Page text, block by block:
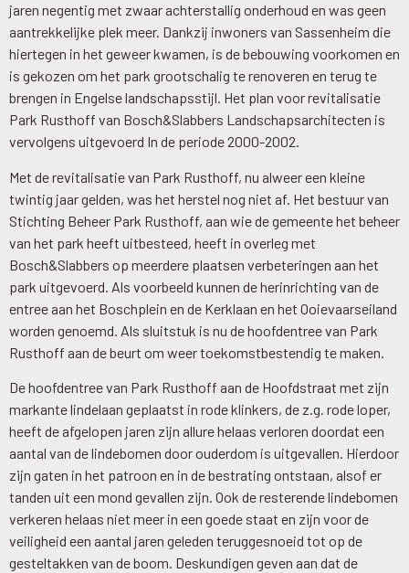
jaren negentig met zwaar achterstallig onderhoud en was geen
aantrekkelijke plek meer. Dankzij inwoners van Sassenheim die
hiertegen in het geweer kwamen, is de bebouwing voorkomen en
is gekozen om het park grootschalig te renoveren en terug te
brengen in Engelse landschapsstijl. Het plan voor revitalisatie
Park Rusthoff van Bosch&Slabbers Landschapsarchitecten is
vervolgens uitgevoerd In de periode 2000-2002.
Met de revitalisatie van Park Rusthoff, nu alweer een kleine
twintig jaar gelden, was het herstel nog niet af. Het bestuur van
Stichting Beheer Park Rusthoff, aan wie de gemeente het beheer
van het park heeft uitbesteed, heeft in overleg met
Bosch&Slabbers op meerdere plaatsen verbeteringen aan het
park uitgevoerd. Als voorbeeld kunnen de herinrichting van de
entree aan het Boschplein en de Kerklaan en het Ooievaarseiland
worden genoemd. Als sluitstuk is nu de hoofdentree van Park
Rusthoff aan de beurt om weer toekomstbestendig te maken.
De hoofdentree van Park Rusthoff aan de Hoofdstraat met zijn
markante lindelaan geplaatst in rode klinkers, de z.g. rode loper,
heeft de afgelopen jaren zijn allure helaas verloren doordat een
aantal van de lindebomen door ouderdom is uitgevallen. Hierdoor
zijn gaten in het patroon en in de bestrating ontstaan, alsof er
tanden uit een mond gevallen zijn. Ook de resterende lindebomen
verkeren helaas niet meer in een goede staat en zijn voor de
veiligheid een aantal jaren geleden teruggesnoeid tot op de
gesteltakken van de boom. Deskundigen geven aan dat de